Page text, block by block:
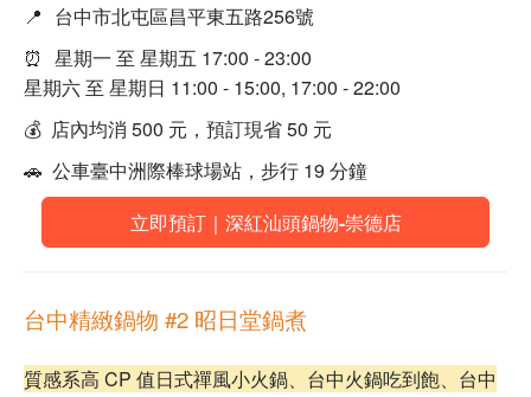
📍 台中市北屯區昌平東五路256號
⏰ 星期一 至 星期五 17:00 - 23:00
星期六 至 星期日 11:00 - 15:00, 17:00 - 22:00
💰 店內均消 500 元，預訂現省 50 元
🚗 公車臺中洲際棒球場站，步行 19 分鐘
立即預訂｜深紅汕頭鍋物-崇德店
台中精緻鍋物 #2 昭日堂鍋煮
質感系高 CP 值日式禪風小火鍋、台中火鍋吃到飽、台中